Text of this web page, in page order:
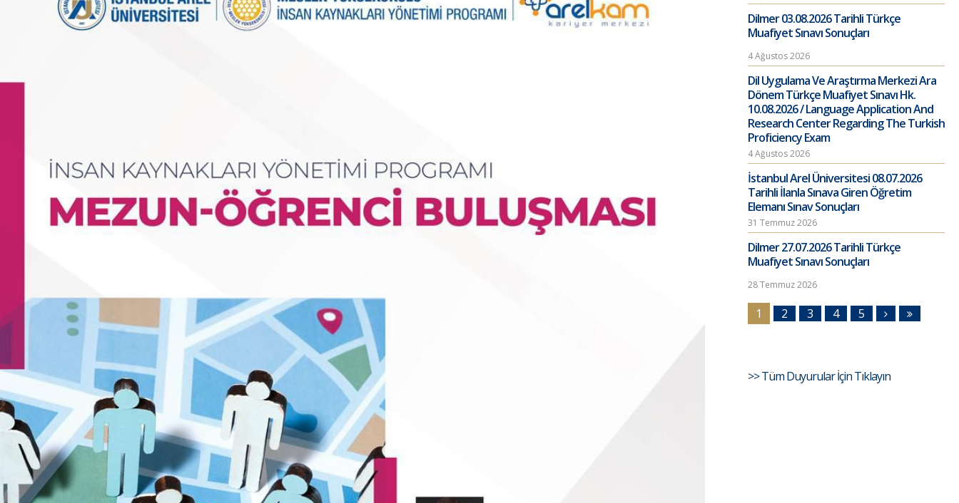
Dilmer 03.08.2026 Tarihli Türkçe
Muafiyet Sınavı Sonuçları
4 Ağustos 2026
Dil Uygulama Ve Araştırma Merkezi Ara
Dönem Türkçe Muafiyet Sınavı Hk.
10.08.2026 / Language Application And
Research Center Regarding The Turkish
Proficiency Exam
4 Ağustos 2026
İstanbul Arel Üniversitesi 08.07.2026
Tarihli İlanla Sınava Giren Öğretim
Elemanı Sınav Sonuçları
31 Temmuz 2026
Dilmer 27.07.2026 Tarihli Türkçe
Muafiyet Sınavı Sonuçları
28 Temmuz 2026
1 2 3 4 5
>> Tüm Duyurular İçin Tıklayın